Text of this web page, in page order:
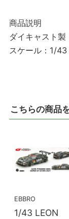
商品説明
ダイキャスト製
スケール：1/43
こちらの商品
EBBRO
1/43 LEON